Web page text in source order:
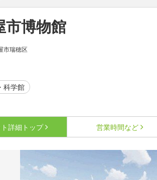
市博物館
市瑞穂区
科学館
詳細 トップ 営業時間など